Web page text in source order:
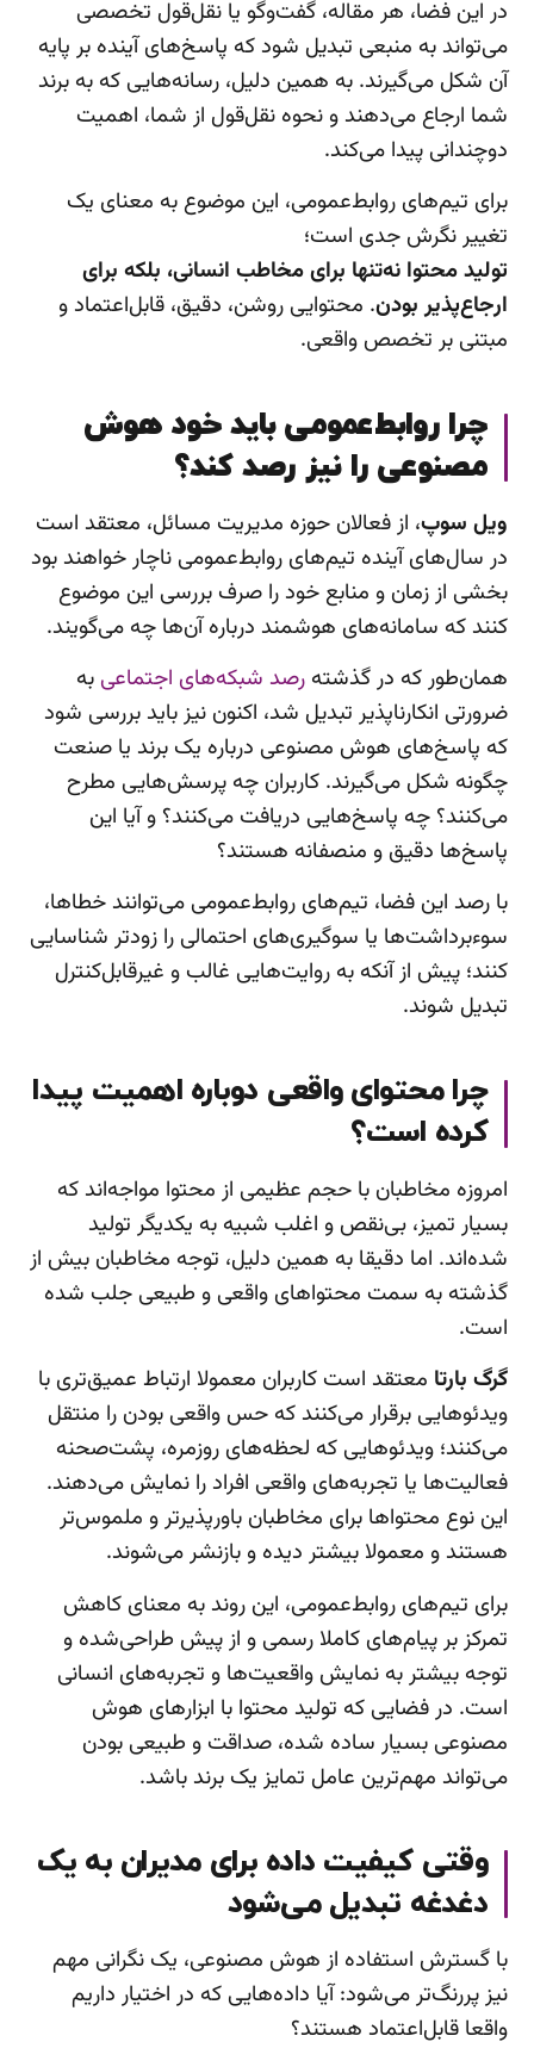
در این فضا، هر مقاله، گفت‌وگو یا نقل‌قول تخصصی
می‌تواند به منبعی تبدیل شود که پاسخ‌های آینده بر پایه
آن شکل می‌گیرند. به همین دلیل، رسانه‌هایی که به برند
شما ارجاع می‌دهند و نحوه نقل‌قول از شما، اهمیت
دوچندانی پیدا می‌کند.
برای تیم‌های روابط‌عمومی، این موضوع به معنای یک
تغییر نگرش جدی است؛
تولید محتوا نه‌تنها برای مخاطب انسانی، بلکه برای
ارجاع‌پذیر بودن. محتوایی روشن، دقیق، قابل‌اعتماد و
مبتنی بر تخصص واقعی.
چرا روابط‌عمومی باید خود هوش
مصنوعی را نیز رصد کند؟
ویل سوپ، از فعالان حوزه مدیریت مسائل، معتقد است
در سال‌های آینده تیم‌های روابط‌عمومی ناچار خواهند بود
بخشی از زمان و منابع خود را صرف بررسی این موضوع
کنند که سامانه‌های هوشمند درباره آن‌ها چه می‌گویند.
همان‌طور که در گذشته رصد شبکه‌های اجتماعی به
ضرورتی انکارناپذیر تبدیل شد، اکنون نیز باید بررسی شود
که پاسخ‌های هوش مصنوعی درباره یک برند یا صنعت
چگونه شکل می‌گیرند. کاربران چه پرسش‌هایی مطرح
می‌کنند؟ چه پاسخ‌هایی دریافت می‌کنند؟ و آیا این
پاسخ‌ها دقیق و منصفانه هستند؟
با رصد این فضا، تیم‌های روابط‌عمومی می‌توانند خطاها،
سوءبرداشت‌ها یا سوگیری‌های احتمالی را زودتر شناسایی
کنند؛ پیش از آنکه به روایت‌هایی غالب و غیرقابل‌کنترل
تبدیل شوند.
چرا محتوای واقعی دوباره اهمیت پیدا
کرده است؟
امروزه مخاطبان با حجم عظیمی از محتوا مواجه‌اند که
بسیار تمیز، بی‌نقص و اغلب شبیه به یکدیگر تولید
شده‌اند. اما دقیقا به همین دلیل، توجه مخاطبان بیش از
گذشته به سمت محتواهای واقعی و طبیعی جلب شده
است.
گرگ بارتا معتقد است کاربران معمولا ارتباط عمیق‌تری با
ویدئوهایی برقرار می‌کنند که حس واقعی بودن را منتقل
می‌کنند؛ ویدئوهایی که لحظه‌های روزمره، پشت‌صحنه
فعالیت‌ها یا تجربه‌های واقعی افراد را نمایش می‌دهند.
این نوع محتواها برای مخاطبان باورپذیرتر و ملموس‌تر
هستند و معمولا بیشتر دیده و بازنشر می‌شوند.
برای تیم‌های روابط‌عمومی، این روند به معنای کاهش
تمرکز بر پیام‌های کاملا رسمی و از پیش طراحی‌شده و
توجه بیشتر به نمایش واقعیت‌ها و تجربه‌های انسانی
است. در فضایی که تولید محتوا با ابزارهای هوش
مصنوعی بسیار ساده شده، صداقت و طبیعی بودن
می‌تواند مهم‌ترین عامل تمایز یک برند باشد.
وقتی کیفیت داده برای مدیران به یک
دغدغه تبدیل می‌شود
با گسترش استفاده از هوش مصنوعی، یک نگرانی مهم
نیز پررنگ‌تر می‌شود: آیا داده‌هایی که در اختیار داریم
واقعا قابل‌اعتماد هستند؟